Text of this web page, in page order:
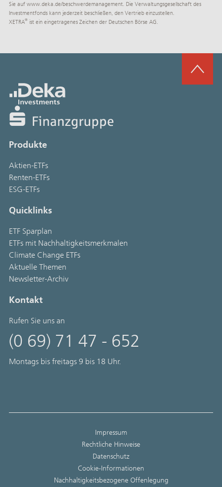
Sie auf www.deka.de/­beschwerdemanagement. Die Verwaltungsgesellschaft des
Investmentfonds kann jederzeit beschließen, den Vertrieb einzustellen.
XETRA® ist ein eingetragenes Zeichen der Deutschen Börse AG.
Produkte
Aktien-ETFs
Renten-ETFs
ESG-ETFs
Quicklinks
ETF Sparplan
ETFs mit Nachhaltigkeitsmerkmalen
Climate Change ETFs
Aktuelle Themen
Newsletter-Archiv
Kontakt
Rufen Sie uns an
(0 69) 71 47 - 652
Montags bis freitags 9 bis 18 Uhr.
Impressum
Rechtliche Hinweise
Datenschutz
Cookie-Informationen
Nachhaltigkeitsbezogene Offenlegung